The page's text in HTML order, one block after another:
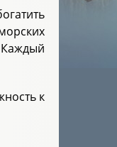
Каждый
к